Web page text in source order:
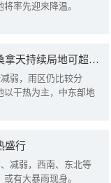
率先迎来降温。
我国降雨强度进一步减弱 中东部大范围桑拿天持续局地可超38℃
弱，雨区仍比较分
以干热为主，中东部地
盛行
减弱，西南、东北等
有大暴雨现身。